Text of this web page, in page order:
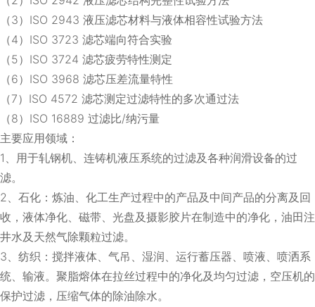
（3）ISO 2943 液压滤芯材料与液体相容性试验方法
（4）ISO 3723 滤芯端向符合实验
（5）ISO 3724 滤芯疲劳特性测定
（6）ISO 3968 滤芯压差流量特性
（7）ISO 4572 滤芯测定过滤特性的多次通过法
（8）ISO 16889 过滤比/纳污量
主要应用领域：
1、用于轧钢机、连铸机液压系统的过滤及各种润滑设备的过
滤。
2、石化：炼油、化工生产过程中的产品及中间产品的分离及回
收，液体净化、磁带、光盘及摄影胶片在制造中的净化，油田注
井水及天然气除颗粒过滤。
3、纺织：搅拌液体、气吊、湿润、运行蓄压器、喷液、喷洒系
统、输液。聚脂熔体在拉丝过程中的净化及均匀过滤，空压机的
保护过滤，压缩气体的除油除水。